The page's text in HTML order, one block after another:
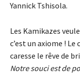
Yannick Tshisola.
Les Kamikazes
c’est un axiome !
caresse le rêve de
Notre souci est de